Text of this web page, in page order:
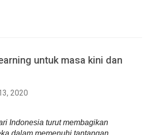
untuk masa kini dan
2020
Indonesia turut membagikan
dalam memenuhi tantangan